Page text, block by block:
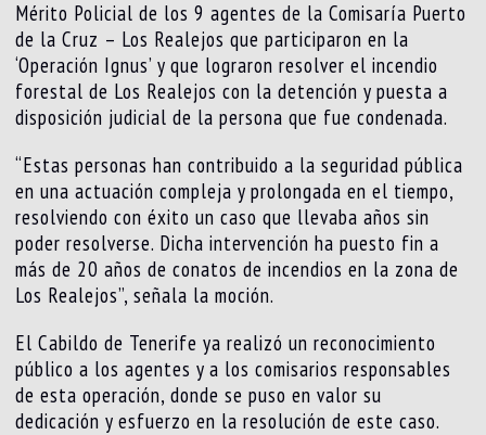
Mérito Policial de los 9 agentes de la Comisaría Puerto
de la Cruz – Los Realejos que participaron en la
‘Operación Ignus’ y que lograron resolver el incendio
forestal de Los Realejos con la detención y puesta a
disposición judicial de la persona que fue condenada.
“Estas personas han contribuido a la seguridad pública
en una actuación compleja y prolongada en el tiempo,
resolviendo con éxito un caso que llevaba años sin
poder resolverse. Dicha intervención ha puesto fin a
más de 20 años de conatos de incendios en la zona de
Los Realejos”, señala la moción.
El Cabildo de Tenerife ya realizó un reconocimiento
público a los agentes y a los comisarios responsables
de esta operación, donde se puso en valor su
dedicación y esfuerzo en la resolución de este caso.